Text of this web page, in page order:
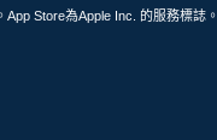
Store為Apple Inc. 的服務標誌。